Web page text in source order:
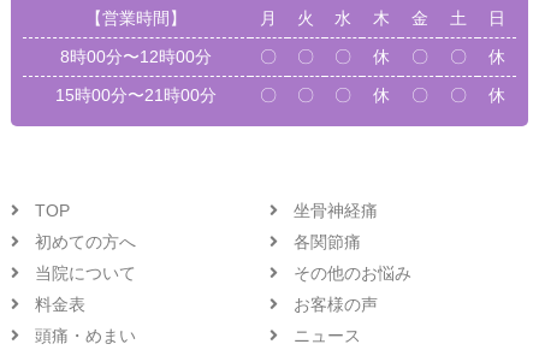
【営業時間】 月 火 水 木 金 土
日
8時00分〜12時00分
〇 〇 〇 休 〇 〇
休
15時00分〜21時00分
〇 〇 〇 休 〇 〇 休
TOP
初めての方へ
当院について
料金表
頭痛・めまい
坐骨神経痛
各関節痛
その他のお悩み
お客様の声
ニュース